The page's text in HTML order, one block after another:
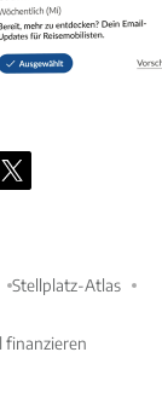
Stellplatz-Atlas